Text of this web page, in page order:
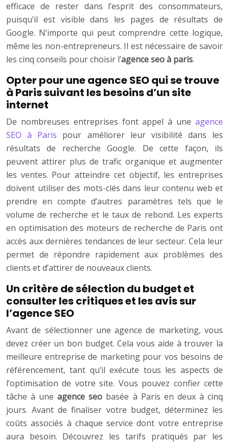
efficace de rester dans l’esprit des consommateurs,
puisqu’il est visible dans les pages de résultats de
Google. N’importe qui peut comprendre cette logique,
même les non-entrepreneurs. Il est nécessaire de savoir
les cinq conseils pour choisir l’agence seo à paris.
Opter pour une agence SEO qui se trouve
à Paris suivant les besoins d’un site
internet
De nombreuses entreprises font appel à une agence
SEO à Paris pour améliorer leur visibilité dans les
résultats de recherche Google. De cette façon, ils
peuvent attirer plus de trafic organique et augmenter
les ventes. Pour atteindre cet objectif, les entreprises
doivent utiliser des mots-clés dans leur contenu web et
prendre en compte d’autres paramètres tels que le
volume de recherche et le taux de rebond. Les experts
en optimisation des moteurs de recherche de Paris ont
accès aux dernières tendances de leur secteur. Cela leur
permet de répondre rapidement aux problèmes des
clients et d’attirer de nouveaux clients.
Un critère de sélection du budget et
consulter les critiques et les avis sur
l’agence SEO
Avant de sélectionner une agence de marketing, vous
devez créer un bon budget. Cela vous aide à trouver la
meilleure entreprise de marketing pour vos besoins de
référencement, tant qu’il exécute tous les aspects de
l’optimisation de votre site. Vous pouvez confier cette
tâche à uneagence seo basée à Paris en deux à cinq
jours. Avant de finaliser votre budget, déterminez les
coûts associés à chaque service dont votre entreprise
aura besoin. Découvrez les tarifs pratiqués par les